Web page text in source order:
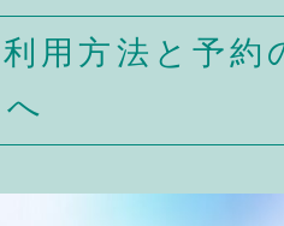
用方法と予約